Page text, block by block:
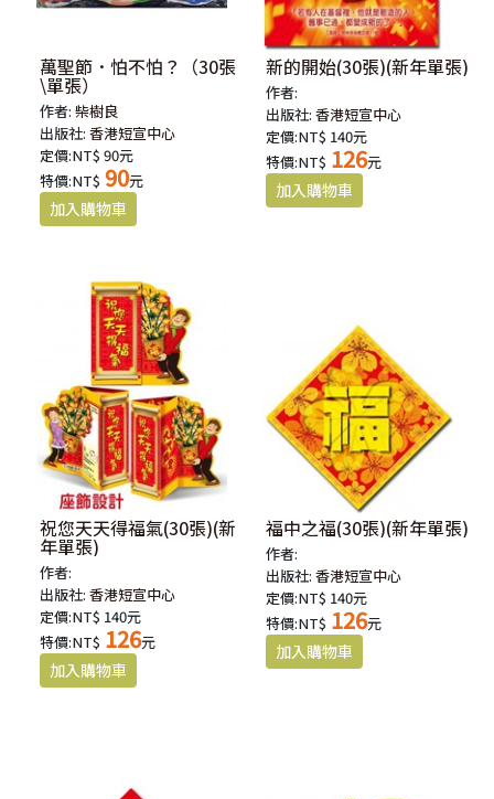
萬聖節．怕不怕？（30張
\單張）
作者:柴樹良
出版社:香港短宣中心
定價:NT$ 90元
特價:NT$ 90元
新的開始(30張)(新年單張)
作者:
出版社:香港短宣中心
定價:NT$ 140元
特價:NT$ 126元
祝您天天得福氣(30張)(新
年單張)
作者:
出版社:香港短宣中心
定價:NT$ 140元
特價:NT$ 126元
福中之福(30張)(新年單張)
作者:
出版社:香港短宣中心
定價:NT$ 140元
特價:NT$ 126元